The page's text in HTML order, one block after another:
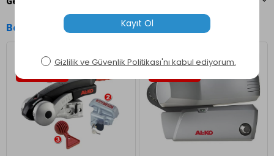
Benzer Ürünler
Yeni Ürün
Yeni Ürün